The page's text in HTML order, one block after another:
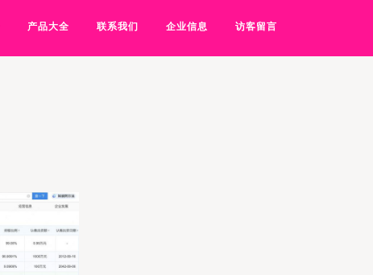
产品大全 联系我们 企业信息 访客留言